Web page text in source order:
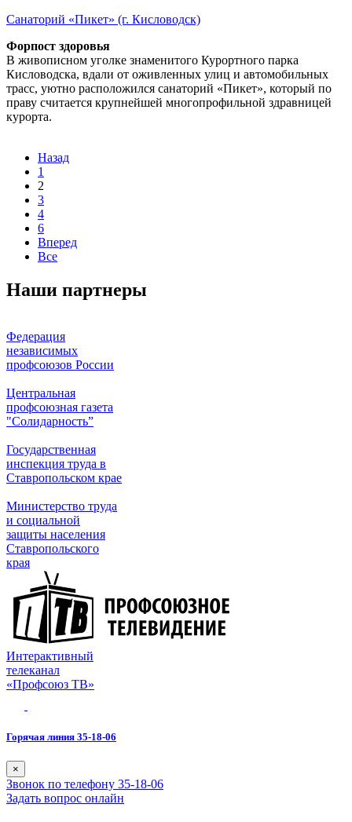
Санаторий «Пикет» (г. Кисловодск)
Форпост здоровья
В живописном уголке знаменитого Курортного парка
Кисловодска, вдали от оживленных улиц и автомобильных
трасс, уютно расположился санаторий «Пикет», который по
праву считается крупнейшей многопрофильной здравницей
курорта.
Назад
1
2
3
4
6
Вперед
Все
Наши партнеры
Федерация
независимых
профсоюзов России
Центральная
профсоюзная газета
"Солидарность”
Государственная
инспекция труда в
Ставропольском крае
Министерство труда
и социальной
защиты населения
Ставропольского
края
Интерактивный
телеканал
«Профсоюз ТВ»
Горячая линия 35-18-06
×
Звонок по телефону 35-18-06
Задать вопрос онлайн